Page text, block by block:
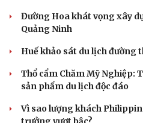
Cải chính
Đường Hoa khát vọng xây
Quảng Ninh
Huế khảo sát du lịch đường
Thổ cẩm Chăm Mỹ Nghiệp:
sản phẩm du lịch độc đáo
Vì sao lượng khách